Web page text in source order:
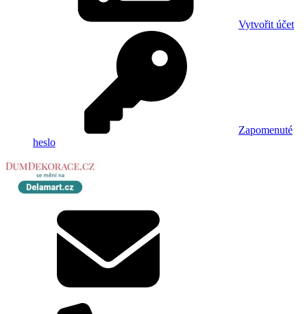
Vytvořit účet
Zapomenuté
heslo